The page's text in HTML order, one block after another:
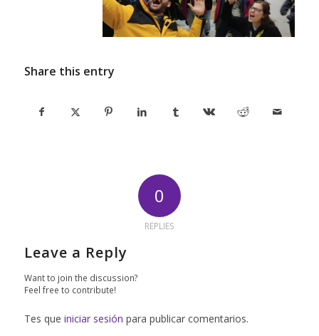
Share this entry
0
REPLIES
Leave a Reply
Want to join the discussion?
Feel free to contribute!
Tes que iniciar sesión para publicar comentarios.